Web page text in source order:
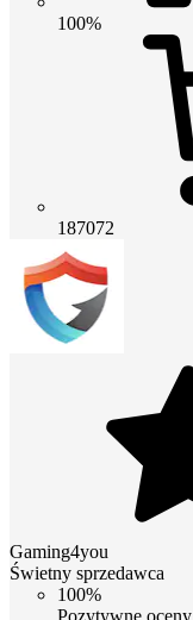
100%
187072
Gaming4you
Świetny sprzedawca
100%
Pozytywne oceny